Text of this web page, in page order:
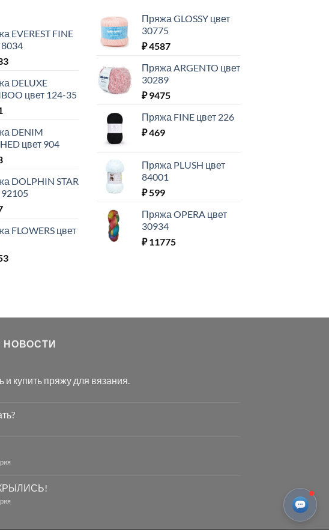
EVEREST FINE
8034
DELUXE
цвет 124-35
DENIM
цвет 904
DOLPHIN STAR
92105
FLOWERS цвет
Пряжа GLOSSY цвет
30775
₽4587
Пряжа ARGENTO цвет
30289
₽9475
Пряжа FINE цвет 226
₽469
Пряжа PLUSH цвет
84001
₽599
Пряжа OPERA цвет
30934
₽11775
НОВОСТИ
и купить пряжу для вязания.
НАС